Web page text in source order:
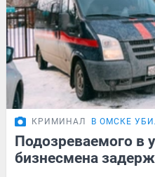
КРИМИНАЛ В ОМСКЕ
Подозреваемого в
бизнесмена